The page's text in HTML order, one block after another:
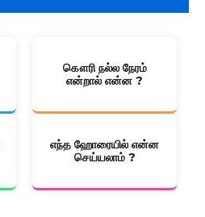
கௌரி நல்ல நேரம்
என்றால் என்ன ?
எந்த ஹோரையில் என்ன
செய்யலாம் ?